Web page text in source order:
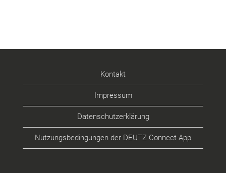
Kontakt
Impressum
Datenschutzerklärung
Nutzungsbedingungen der DEUTZ Connect App